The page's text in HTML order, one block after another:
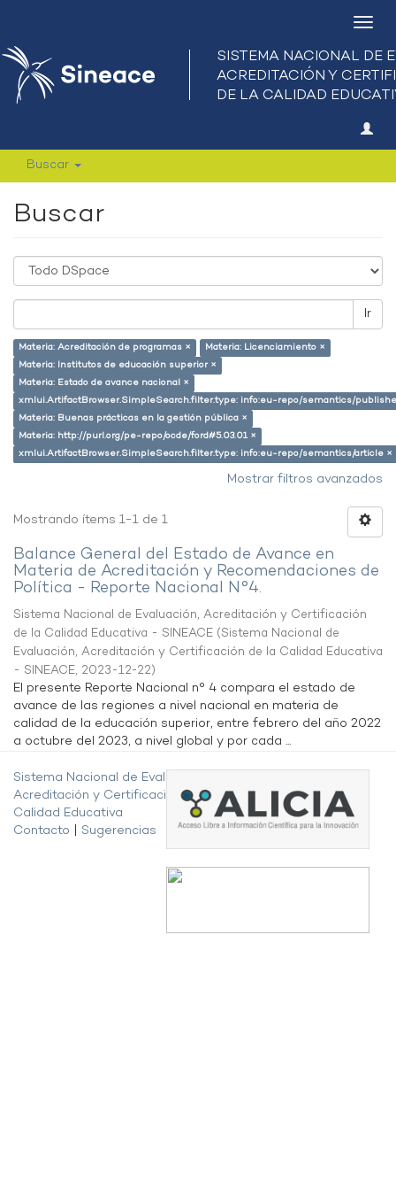
Buscar
Buscar
Ir
Materia: Acreditación de programas ×
Materia: Licenciamiento ×
Materia: Institutos de educación superior ×
Materia: Estado de avance nacional ×
xmlui.ArtifactBrowser.SimpleSearch.filter.type: info:eu-repo/semantics/
Materia: Buenas prácticas en la gestión pública ×
Materia: http://purl.org/pe-repo/ocde/ford#5.03.01 ×
xmlui.ArtifactBrowser.SimpleSearch.filter.type: info:eu-repo/semantics/article ×
Mostrar filtros avanzados
Mostrando ítems 1-1 de 1
Balance General del Estado de Avance en
Materia de Acreditación y Recomendaciones de
Política - Reporte Nacional N°4.
Sistema Nacional de Evaluación, Acreditación y Certificación
de la Calidad Educativa - SINEACE (Sistema Nacional de
Evaluación, Acreditación y Certificación de la Calidad Educativa
- SINEACE, 2023-12-22)
El presente Reporte Nacional n° 4 compara el estado de
avance de las regiones a nivel nacional en materia de
calidad de la educación superior, entre febrero del año 2022
a octubre del 2023, a nivel global y por cada ...
Sistema Nacional de Evaluación,
Acreditación y Certificación de la
Calidad Educativa
Contacto
Sugerencias